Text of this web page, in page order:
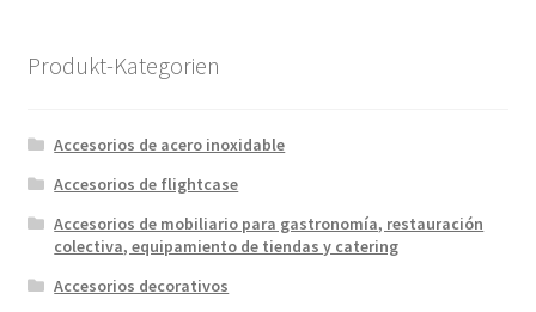
Produkt-Kategorien
Accesorios de acero inoxidable
Accesorios de flightcase
Accesorios de mobiliario para gastronomía, restauración
colectiva, equipamiento de tiendas y catering
Accesorios decorativos